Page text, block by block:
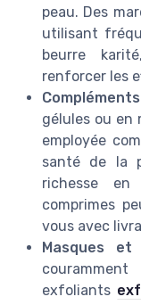
peau. Des
utilisant
beurre
renforcer les
gélules ou en
employée
santé de la
richesse en
comprimes
vous avec
Masques
exfoliants